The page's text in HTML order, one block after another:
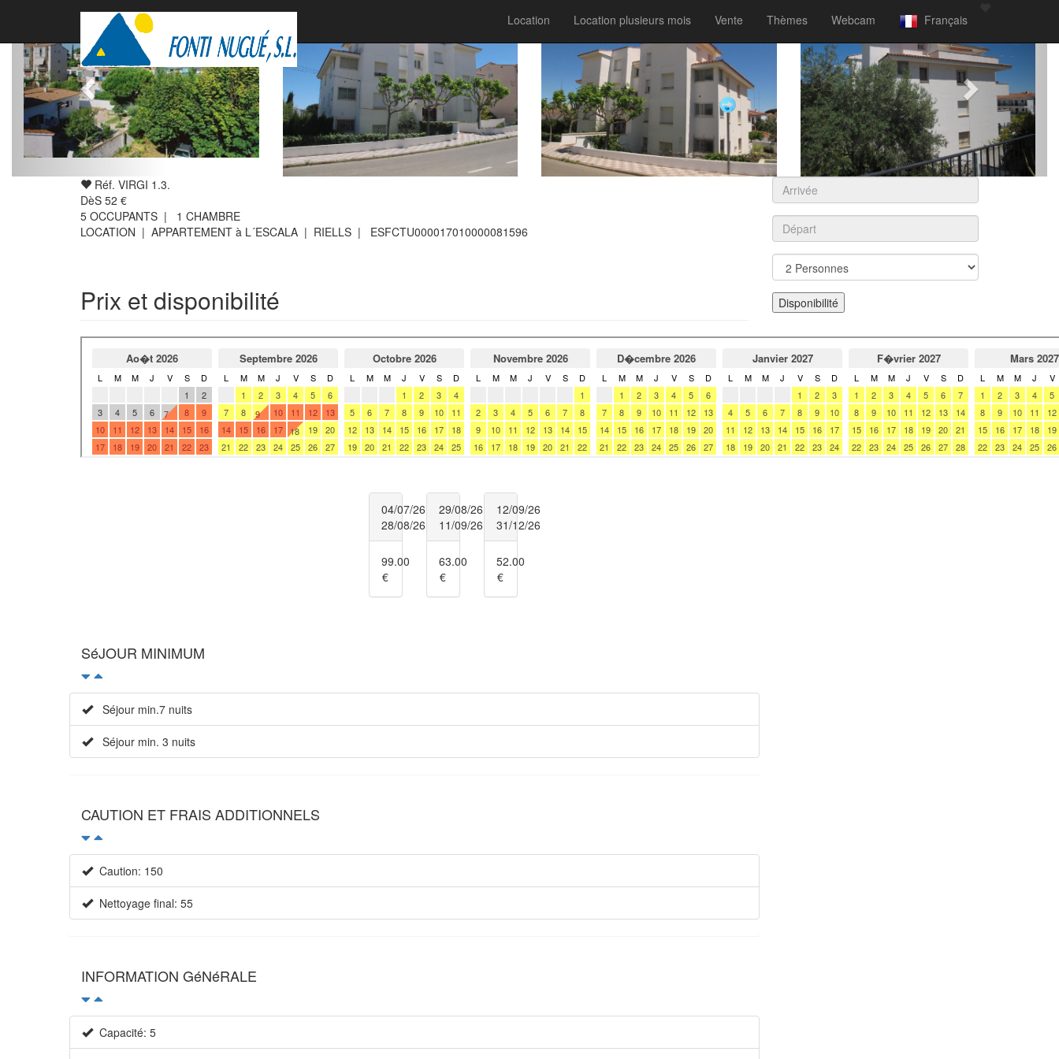
Location Location plusieurs mois Vente Thèmes Webcam Français
Réf. VIRGI 1.3.
DèS 52 €
5 OCCUPANTS | 1 CHAMBRE
LOCATION | APPARTEMENT à L´ESCALA | RIELLS | ESFCTU000017010000081596
Prix et disponibilité
04/07/26
28/08/26
99.00
€
29/08/26
11/09/26
63.00
€
12/09/26
31/12/26
52.00
€
SéJOUR MINIMUM
Séjour min.7 nuits
Séjour min. 3 nuits
CAUTION ET FRAIS ADDITIONNELS
Caution: 150
Nettoyage final: 55
INFORMATION GéNéRALE
Capacité: 5